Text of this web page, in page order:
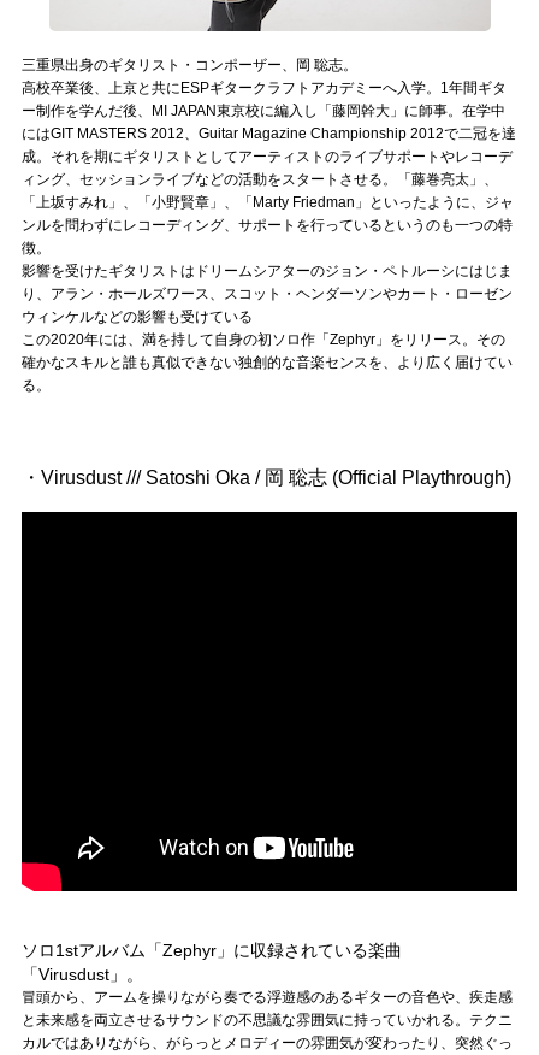
三重県出身のギタリスト・コンポーザー、岡 聡志。
高校卒業後、上京と共にESPギタークラフトアカデミーへ入学。1年間ギタ
ー制作を学んだ後、MI JAPAN東京校に編入し「藤岡幹大」に師事。在学中
にはGIT MASTERS 2012、Guitar Magazine Championship 2012で二冠を達
成。それを期にギタリストとしてアーティストのライブサポートやレコーデ
ィング、セッションライブなどの活動をスタートさせる。「藤巻亮太」、
「上坂すみれ」、「小野賢章」、「Marty Friedman」といったように、ジャ
ンルを問わずにレコーディング、サポートを行っているというのも一つの特
徴。
影響を受けたギタリストはドリームシアターのジョン・ペトルーシにはじま
り、アラン・ホールズワース、スコット・ヘンダーソンやカート・ローゼン
ウィンケルなどの影響も受けている
この2020年には、満を持して自身の初ソロ作「Zephyr」をリリース。その
確かなスキルと誰も真似できない独創的な音楽センスを、より広く届けてい
る。
・Virusdust /// Satoshi Oka / 岡 聡志 (Official Playthrough)
ソロ1stアルバム「Zephyr」に収録されている楽曲
「Virusdust」。
冒頭から、アームを操りながら奏でる浮遊感のあるギターの音色や、疾走感
と未来感を両立させるサウンドの不思議な雰囲気に持っていかれる。テクニ
カルではありながら、がらっとメロディーの雰囲気が変わったり、突然ぐっ